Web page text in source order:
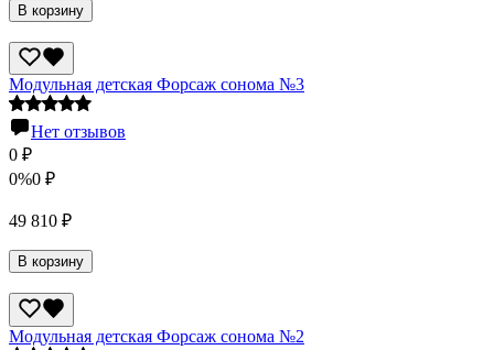
В корзину
Модульная детская Форсаж сонома №3
Нет отзывов
0 ₽
0%0 ₽
49 810 ₽
В корзину
Модульная детская Форсаж сонома №2